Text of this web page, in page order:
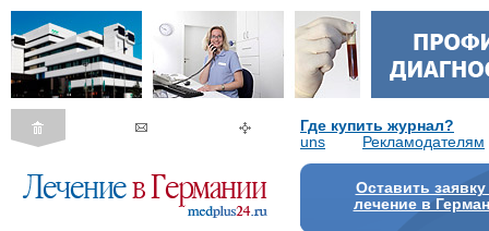
Где купить журнал?
uns
Рекламодателям
Оставить заявку
лечение в